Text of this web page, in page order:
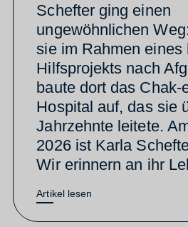
Schefter ging einen
ungewöhnlichen
sie im Rahmen eines
Hilfsprojekts nach
baute dort das Chak-
Hospital auf, das sie
Jahrzehnte leitete.
2026 ist Karla
Wir erinnern an ihr
Artikel lesen